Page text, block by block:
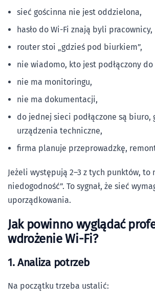
sieć gościnna nie jest oddzielona,
hasło do Wi-Fi znają byli pracownicy,
router stoi „gdzieś pod biurkiem”,
nie wiadomo, kto jest podłączony do
nie ma monitoringu,
nie ma dokumentacji,
do jednej sieci podłączone są biuro,
urządzenia techniczne,
firma planuje przeprowadzkę,
Jeżeli występują 2–3 z tych punktów, to
niedogodność”. To sygnał, że sieć
uporządkowania.
Jak powinno wyglądać
wdrożenie Wi-Fi?
1. Analiza potrzeb
Na początku trzeba ustalić: